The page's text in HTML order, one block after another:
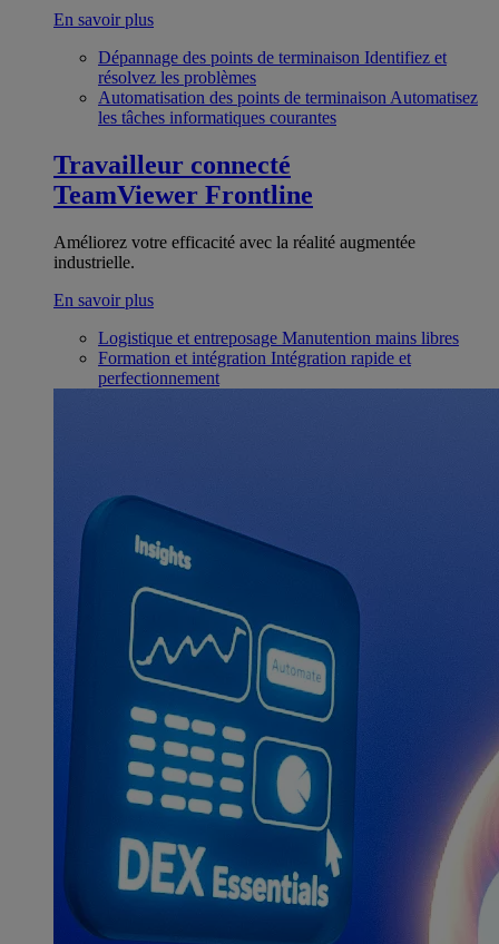
En savoir plus
Dépannage des points de terminaison Identifiez et
résolvez les problèmes
Automatisation des points de terminaison Automatisez
les tâches informatiques courantes
Travailleur connecté
TeamViewer Frontline
Améliorez votre efficacité avec la réalité augmentée
industrielle.
En savoir plus
Logistique et entreposage Manutention mains libres
Formation et intégration Intégration rapide et
perfectionnement